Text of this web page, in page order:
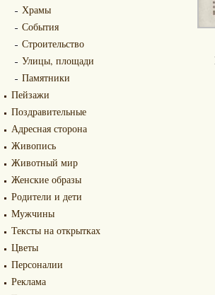
Храмы
События
Строительство
Улицы, площади
Памятники
Пейзажи
Поздравительные
Адресная сторона
Живопись
Животный мир
Женские образы
Родители и дети
Мужчины
Тексты на открытках
Цветы
Персоналии
Реклама